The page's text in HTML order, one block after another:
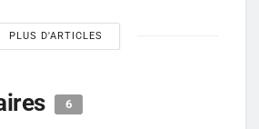
PLUS D'ARTICLES
6